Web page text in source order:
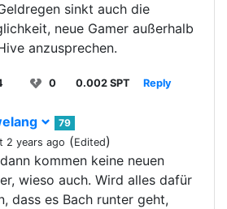
sinkt auch die
neue Gamer außerhalb
anzusprechen.
0 0.002 SPT Reply
79
2 years ago (Edited)
kommen keine neuen
wieso auch. Wird alles dafür
dass es Bach runter geht,